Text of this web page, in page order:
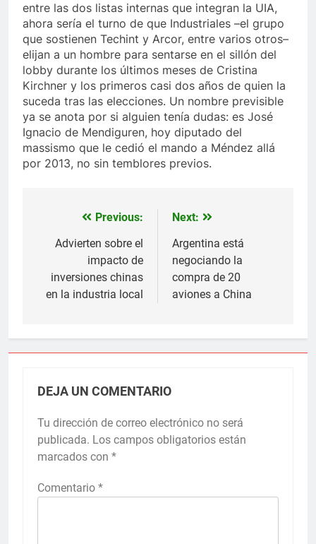
entre las dos listas internas que integran la UIA,
ahora sería el turno de que Industriales –el grupo
que sostienen Techint y Arcor, entre varios otros–
elijan a un hombre para sentarse en el sillón del
lobby durante los últimos meses de Cristina
Kirchner y los primeros casi dos años de quien la
suceda tras las elecciones. Un nombre previsible
ya se anota por si alguien tenía dudas: es José
Ignacio de Mendiguren, hoy diputado del
massismo que le cedió el mando a Méndez allá
por 2013, no sin temblores previos.
Navegación
entradas
Previous:
Advierten sobre el
impacto de
inversiones chinas
en la industria local
Next:
Argentina está
negociando la
compra de 20
aviones a China
DEJA UN COMENTARIO
Tu dirección de correo electrónico no será
publicada. Los campos obligatorios están
marcados con *
Comentario *